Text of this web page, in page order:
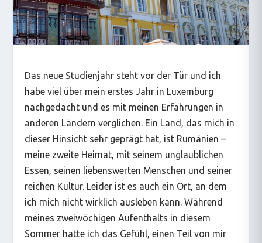
Das neue Studienjahr steht vor der Tür und ich
habe viel über mein erstes Jahr in Luxemburg
nachgedacht und es mit meinen Erfahrungen in
anderen Ländern verglichen. Ein Land, das mich in
dieser Hinsicht sehr geprägt hat, ist Rumänien –
meine zweite Heimat, mit seinem unglaublichen
Essen, seinen liebenswerten Menschen und seiner
reichen Kultur. Leider ist es auch ein Ort, an dem
ich mich nicht wirklich ausleben kann. Während
meines zweiwöchigen Aufenthalts in diesem
Sommer hatte ich das Gefühl, einen Teil von mir